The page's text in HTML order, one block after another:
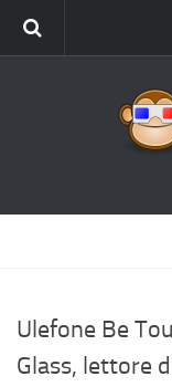
Cellulari
Gadget
Ulefone Be
Glass, lettore